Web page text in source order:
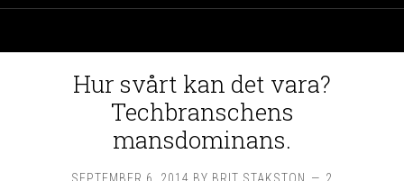
Hur svårt kan det vara?
Techbranschens
mansdominans.
SEPTEMBER 6, 2014 BY BRIT STAKSTON
2